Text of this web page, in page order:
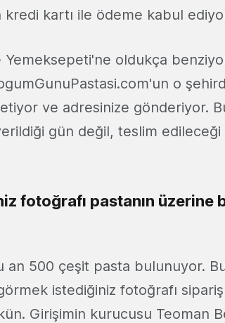
kredi kartı ile ödeme kabul
Yemeksepeti'ne oldukça
o
ve adresinize gönderiyor.
gün değil, teslim
fotoğrafı pastanın üzerine
an 500 çeşit pasta bulunuyor.
istediğiniz fotoğrafı
Girişimin kurucusu Teoman